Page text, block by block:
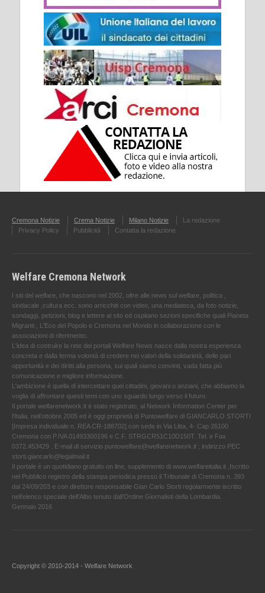
Cremona Notizie Crema Notizie Milano Notizie
La redazione
Privacy Policy
Pubblicità Contatta la redazione
Welfare Cremona Network
I siti del welfare, che nascono nel 2002, oltre alle news sul welfare, politica ,
sindacale ,cultura ecc. sono arricchiti con video, una mediateca, da foto notizie,
sondaggi, petizioni, blog e lettere al sito ed ospitano sezioni specifiche quali Pianeta
Migranti , L'Eco del Popolo e Cremona nel Mondo in collaborazione con le
associazioni di riferimento.
L'idea di costruire la rete dei portali Welfare News nasce dalla nostra esperienza
concreta e dalla ferma volontà di credere nei valori della solidarietà, delle pari
opportunità e dei diritti alla persona, sui quali siamo convinti, vada fatta più
comunicazione e migliore informazione.
L'ambizione è quella di intercettare quei cittadini, giovani o anziani, che abbiamo la
voglia di affrontare questi temi con uno sguardo lungo verso il futuro.
Il portale welfarenetwork.it è stato registrato, al Network Information Center per
l'Italia, nell’ottobre 2005 ed è oggi proprietà di Puntowelfare di GIANCARLO STORTI
[Impresa individuale n. REA CR-188702] con sede in Via Litta, 4- Cap 26100
Cremona con P.IVA 01493300196 e C.F. STRGCR51C10D150T. Tel. e Fax
0372.453429 . E-mail di servizio puntowelfare@welfarenetwork.it ; indirizzo PEC
storti.giancarlo@legalmail.it
Il portale è un quotidiano gratuito on line, supplemento di www.welfareitalia.it ,Iscritto
nel Pubblico registro della stampa periodica presso il Tribunale di Cremona n. 393
dal 24/09/203 e con direttore responsabile Gian Carlo Storti regolarmente iscritto
nell’elenco speciale dell’Albo tenuto dall’Ordine Giornalisti della Lombardia.
Gennaio 2016
Copyright © 2010-2014 - Welfare Network